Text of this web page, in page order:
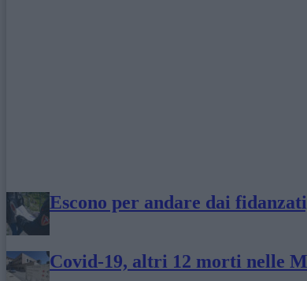
Escono per andare dai
Covid-19, altri 12 morti nelle